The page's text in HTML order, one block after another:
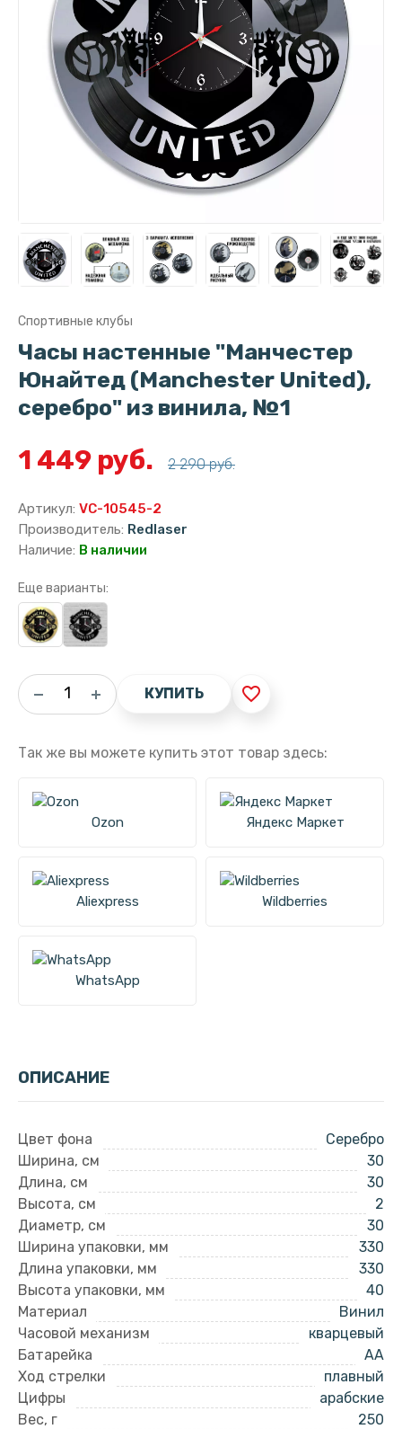
Спортивные клубы
Часы настенные "Манчестер
Юнайтед (Manchester United),
серебро" из винила, №1
1 449 руб. 2 290 руб.
Артикул: VC-10545-2
Производитель: Redlaser
Наличие: В наличии
Еще варианты:
КУПИТЬ favorite_border
Так же вы можете купить этот товар здесь:
Ozon Яндекс Маркет
Aliexpress Wildberries
WhatsApp
ОПИСАНИЕ
Цвет фона
Серебро
Ширина, см
30
Длина, см
30
Высота, см
2
Диаметр, см
30
Ширина упаковки, мм
330
Длина упаковки, мм
330
Высота упаковки, мм
40
Материал
Винил
Часовой механизм
кварцевый
Батарейка
AA
Ход стрелки
плавный
Цифры
арабские
Вес, г
250